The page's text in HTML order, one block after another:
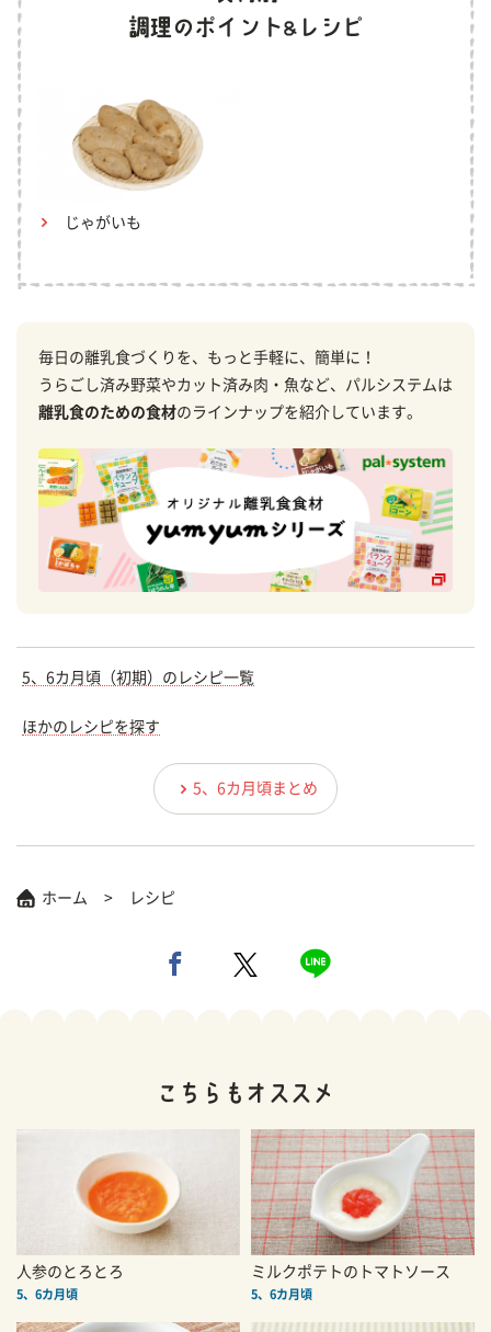
じゃがいも
毎日の離乳食づくりを、もっと手軽に、簡単に！
うらごし済み野菜やカット済み肉・魚など、パルシステムは
離乳食のための食材のラインナップを紹介しています。
5、6カ月頃（初期）のレシピ一覧
ほかのレシピを探す
5、6カ月頃まとめ
ホーム レシピ
人参のとろとろ
5、6カ月頃
ミルクポテトのトマトソース
5、6カ月頃